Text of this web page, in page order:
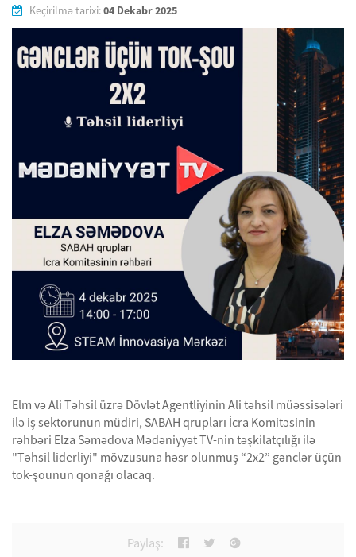
Keçirilmə tarixi:04 Dekabr 2025
Elm və Ali Təhsil üzrə Dövlət Agentliyinin Ali təhsil müəssisələri
ilə iş sektorunun müdiri, SABAH qrupları İcra Komitəsinin
rəhbəri Elza Səmədova Mədəniyyət TV-nin təşkilatçılığı ilə
"Təhsil liderliyi" mövzusuna həsr olunmuş “2x2” gənclər üçün
tok-şounun qonağı olacaq.
Paylaş: